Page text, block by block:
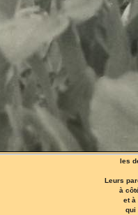
les
Leurs
à
et à
qui